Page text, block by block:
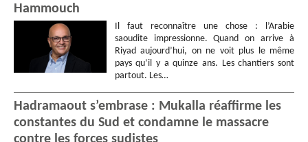
Hammouch
Il faut reconnaître une chose : l’Arabie
saoudite impressionne. Quand on arrive à
Riyad aujourd’hui, on ne voit plus le même
pays qu’il y a quinze ans. Les chantiers sont
partout. Les…
Hadramaout s’embrase : Mukalla réaffirme les
constantes du Sud et condamne le massacre
contre les forces sudistes